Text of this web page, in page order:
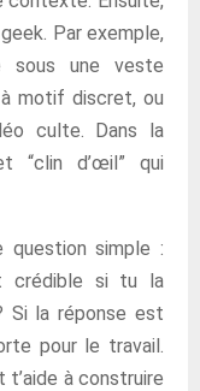
Par exemple,
sous une veste
motif discret, ou
culte. Dans la
“clin d’œil” qui
question simple :
crédible si tu la
Si la réponse est
pour le travail.
à construire